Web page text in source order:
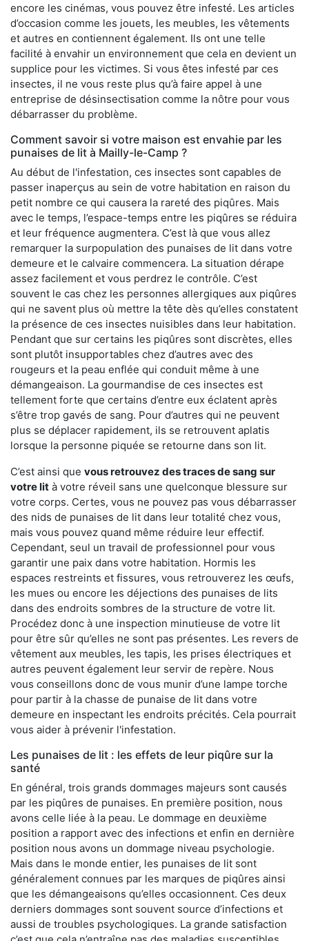
encore les cinémas, vous pouvez être infesté. Les articles
d’occasion comme les jouets, les meubles, les vêtements
et autres en contiennent également. Ils ont une telle
facilité à envahir un environnement que cela en devient un
supplice pour les victimes. Si vous êtes infesté par ces
insectes, il ne vous reste plus qu’à faire appel à une
entreprise de désinsectisation comme la nôtre pour vous
débarrasser du problème.
Comment savoir si votre maison est envahie par les
punaises de lit à Mailly-le-Camp ?
Au début de l'infestation, ces insectes sont capables de
passer inaperçus au sein de votre habitation en raison du
petit nombre ce qui causera la rareté des piqûres. Mais
avec le temps, l’espace-temps entre les piqûres se réduira
et leur fréquence augmentera. C’est là que vous allez
remarquer la surpopulation des punaises de lit dans votre
demeure et le calvaire commencera. La situation dérape
assez facilement et vous perdrez le contrôle. C’est
souvent le cas chez les personnes allergiques aux piqûres
qui ne savent plus où mettre la tête dès qu’elles constatent
la présence de ces insectes nuisibles dans leur habitation.
Pendant que sur certains les piqûres sont discrètes, elles
sont plutôt insupportables chez d’autres avec des
rougeurs et la peau enflée qui conduit même à une
démangeaison. La gourmandise de ces insectes est
tellement forte que certains d’entre eux éclatent après
s’être trop gavés de sang. Pour d’autres qui ne peuvent
plus se déplacer rapidement, ils se retrouvent aplatis
lorsque la personne piquée se retourne dans son lit.
C’est ainsi que vous retrouvez des traces de sang sur
votre lit à votre réveil sans une quelconque blessure sur
votre corps. Certes, vous ne pouvez pas vous débarrasser
des nids de punaises de lit dans leur totalité chez vous,
mais vous pouvez quand même réduire leur effectif.
Cependant, seul un travail de professionnel pour vous
garantir une paix dans votre habitation. Hormis les
espaces restreints et fissures, vous retrouverez les œufs,
les mues ou encore les déjections des punaises de lits
dans des endroits sombres de la structure de votre lit.
Procédez donc à une inspection minutieuse de votre lit
pour être sûr qu’elles ne sont pas présentes. Les revers de
vêtement aux meubles, les tapis, les prises électriques et
autres peuvent également leur servir de repère. Nous
vous conseillons donc de vous munir d’une lampe torche
pour partir à la chasse de punaise de lit dans votre
demeure en inspectant les endroits précités. Cela pourrait
vous aider à prévenir l'infestation.
Les punaises de lit : les effets de leur piqûre sur la
santé
En général, trois grands dommages majeurs sont causés
par les piqûres de punaises. En première position, nous
avons celle liée à la peau. Le dommage en deuxième
position a rapport avec des infections et enfin en dernière
position nous avons un dommage niveau psychologie.
Mais dans le monde entier, les punaises de lit sont
généralement connues par les marques de piqûres ainsi
que les démangeaisons qu’elles occasionnent. Ces deux
derniers dommages sont souvent source d’infections et
aussi de troubles psychologiques. La grande satisfaction